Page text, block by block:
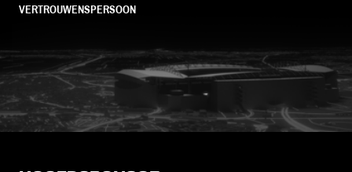
VERTROUWENSPERSOON
FC Utrecht<br>vanuit<br>het